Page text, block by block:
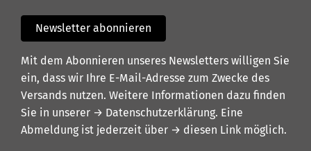
Newsletter abonnieren
Mit dem Abonnieren unseres Newsletters willigen Sie
ein, dass wir Ihre E-Mail-Adresse zum Zwecke des
Versands nutzen. Weitere Informationen dazu finden
Sie in unserer → Datenschutzerklärung. Eine
Abmeldung ist jederzeit über → diesen Link möglich.